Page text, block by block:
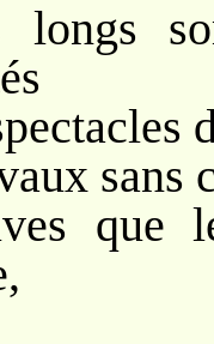
longs
sans
que